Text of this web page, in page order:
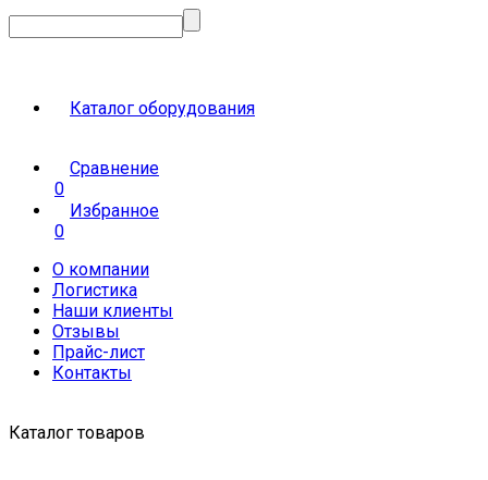
Каталог оборудования
Сравнение
0
Избранное
0
О компании
Логистика
Наши клиенты
Отзывы
Прайс-лист
Контакты
Каталог товаров